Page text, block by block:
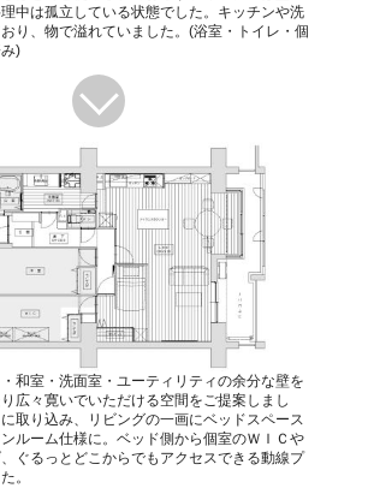
中は孤立している状態でした。キッチンや洗
り、物で溢れていました。(浴室・トイレ・個
)
和室・洗面室・ユーティリティの余分な壁を
広々寛いでいただける空間をご提案しまし
取り込み、リビングの一画にベッドスペース
ルーム仕様に。ベッド側から個室のＷＩＣや
ぐるっとどこからでもアクセスできる動線プ
。